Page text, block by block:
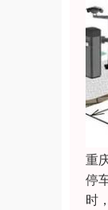
重
停
时